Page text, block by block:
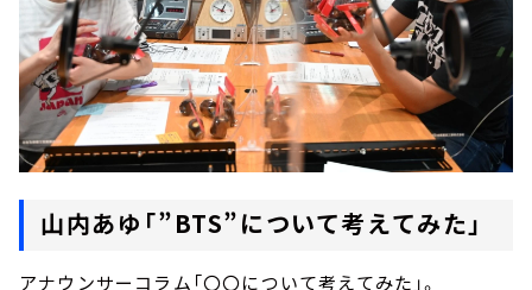
山内あゆ「”BTS”について考えてみた」
アナウンサーコラム「〇〇について考えてみた」。